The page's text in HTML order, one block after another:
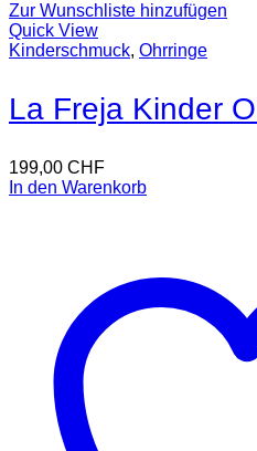
Zur Wunschliste hinzufügen
Quick View
Kinderschmuck, Ohrringe
199,00 CHF
In den Warenkorb